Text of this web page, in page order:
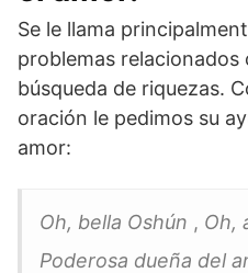
Se le llama
problemas relacionados
búsqueda de riquezas.
oración le pedimos su
amor:
Oh, bella Oshún , Oh,
Poderosa dueña del